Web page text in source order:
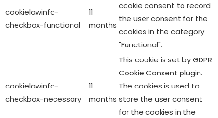
cookielawinfo-
checkbox-functional
11
months
cookie consent to record
the user consent for the
cookies in the category
"Functional".
cookielawinfo-
checkbox-necessary
11
months
This cookie is set by GDPR
Cookie Consent plugin.
The cookies is used to
store the user consent
for the cookies in the